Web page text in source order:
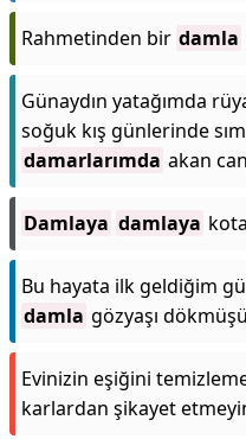
Rahmetinden bir damla
Günaydın yatağımda
soğuk kış günlerinde
damarlarımda akan
Damlaya damlaya
Bu hayata ilk geldiğim
damla gözyaşı
Evinizin eşiğini
karlardan şikayet